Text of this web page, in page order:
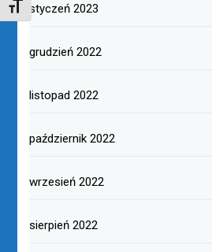
TOGGLE FONT SIZE
styczeń 2023
grudzień 2022
listopad 2022
październik 2022
wrzesień 2022
sierpień 2022